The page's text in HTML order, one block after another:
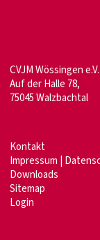
CVJM Wössingen e.V.
Auf der Halle 78,
75045 Walzbachtal
Kontakt
Impressum |
Downloads
Sitemap
Login